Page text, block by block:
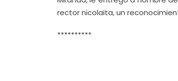
rector nicolaita, un
**********